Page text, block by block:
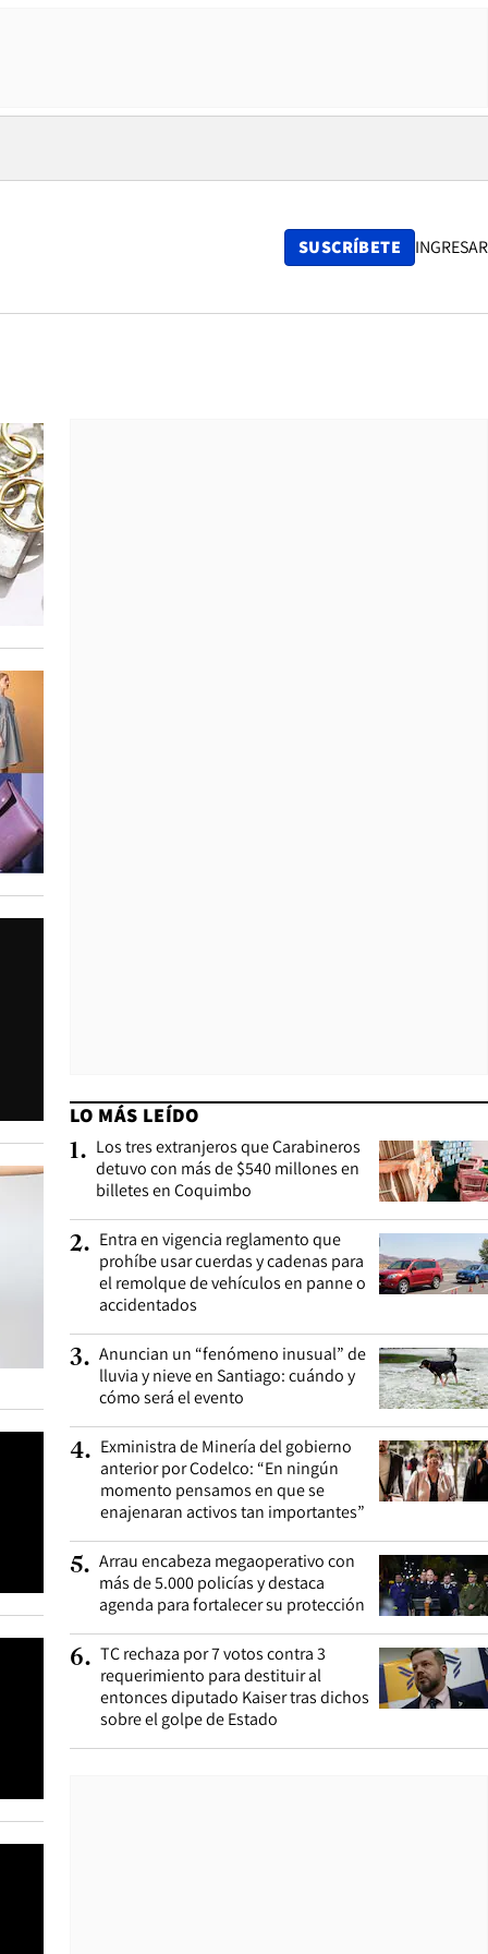
SUSCRÍBETE INGRESAR
LO MÁS LEÍDO
1. Los tres extranjeros que Carabineros
detuvo con más de $540 millones en
billetes en Coquimbo
2. Entra en vigencia reglamento que
prohíbe usar cuerdas y cadenas para
el remolque de vehículos en panne o
accidentados
3. Anuncian un “fenómeno inusual” de
lluvia y nieve en Santiago: cuándo y
cómo será el evento
4. Exministra de Minería del gobierno
anterior por Codelco: “En ningún
momento pensamos en que se
enajenaran activos tan importantes”
5. Arrau encabeza megaoperativo con
más de 5.000 policías y destaca
agenda para fortalecer su protección
6. TC rechaza por 7 votos contra 3
requerimiento para destituir al
entonces diputado Kaiser tras dichos
sobre el golpe de Estado